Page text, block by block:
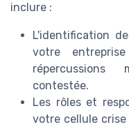
inclure :
L'identification
votre
répercussions
contestée.
Les rôles et
votre cellule